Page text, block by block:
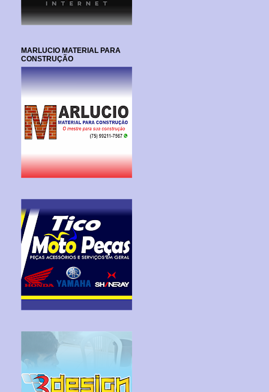
MARLUCIO MATERIAL PARA
CONSTRUÇÃO